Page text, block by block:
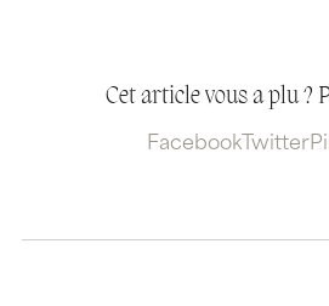
Cet article vous a plu ?
Facebook Twitter